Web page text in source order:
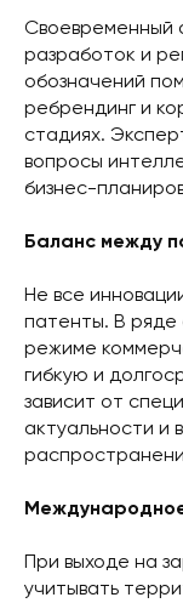
Своевременный
разработок и
обозначений
ребрендинг и
стадиях.
вопросы
бизнес-
Баланс между
Не все
патенты. В ряде
режиме
гибкую и
зависит от
актуальности и
При выходе на
учитывать